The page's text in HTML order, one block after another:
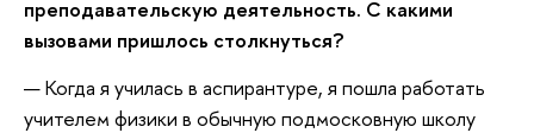
преподавательскую деятельность. С какими
вызовами пришлось столкнуться?
— Когда я училась в аспирантуре, я пошла работать
учителем физики в обычную подмосковную школу